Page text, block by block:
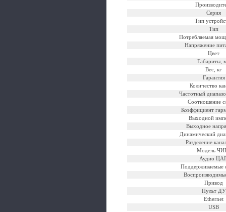
Серия
Тип
Тип
Потребляемая
Напряжение
Цвет
Габариты,
Вес, кг
Гарантия
Количество
Частотный
Соотношение
Коэффициент
Выходной
Выходное
Динамический
Разделение
Модель
Аудио
Поддерживаемые
Привод
Пульт ДУ
Ethernet
USB